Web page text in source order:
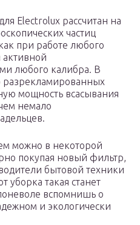
Electrolux рассчитан на
частиц
при работе любого
активной
любого калибра. В
разрекламированных
мощность всасывания
немало
можно в некоторой
покупая новый фильтр,
бытовой техники
уборка такая станет
вспомнишь о
и экологически